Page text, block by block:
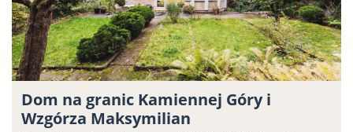
Dom na granic Kamiennej Góry i
Wzgórza Maksymilian